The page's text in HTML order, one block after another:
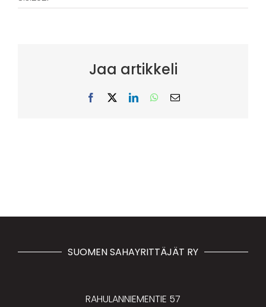
Jaa artikkeli
Facebook LinkedInWhatsAppSähköposti
SUOMEN SAHAYRITTÄJÄT RY
RAHULANNIEMENTIE 57